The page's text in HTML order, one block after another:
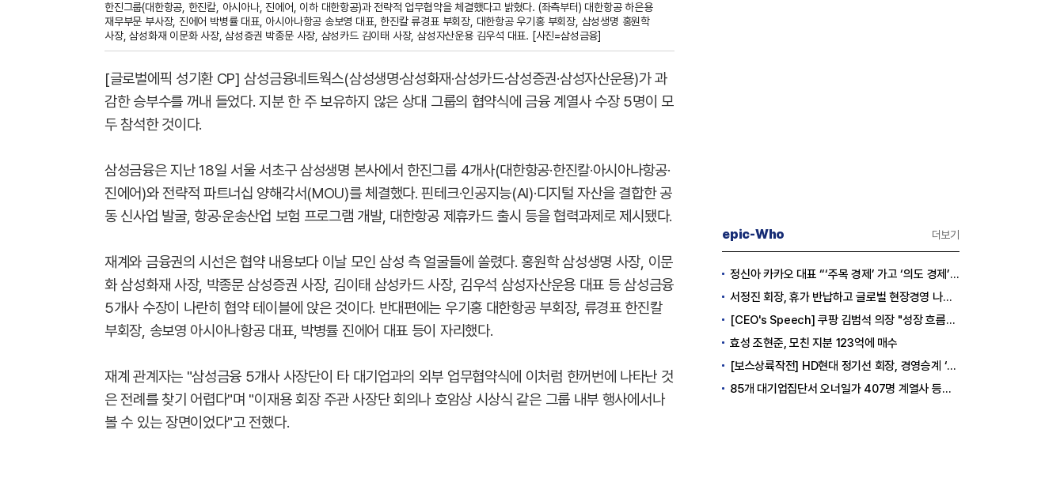
한진그룹(대한항공, 한진칼, 아시아나, 진에어, 이하 대한항공)과 전략적 업무협약을 체결했다고 밝혔다. (좌측부터) 대한항공 하은용
재무부문 부사장, 진에어 박병률 대표, 아시아나항공 송보영 대표, 한진칼 류경표 부회장, 대한항공 우기홍 부회장, 삼성생명 홍원학
사장, 삼성화재 이문화 사장, 삼성증권 박종문 사장, 삼성카드 김이태 사장, 삼성자산운용 김우석 대표. [사진=삼성금융]
[글로벌에픽 성기환 CP] 삼성금융네트웍스(삼성생명·삼성화재·삼성카드·삼성증권·삼성자산운용)가 과
감한 승부수를 꺼내 들었다. 지분 한 주 보유하지 않은 상대 그룹의 협약식에 금융 계열사 수장 5명이 모
두 참석한 것이다.
삼성금융은 지난 18일 서울 서초구 삼성생명 본사에서 한진그룹 4개사(대한항공·한진칼·아시아나항공·
진에어)와 전략적 파트너십 양해각서(MOU)를 체결했다. 핀테크·인공지능(AI)·디지털 자산을 결합한 공
동 신사업 발굴, 항공·운송산업 보험 프로그램 개발, 대한항공 제휴카드 출시 등을 협력과제로 제시됐다.
재계와 금융권의 시선은 협약 내용보다 이날 모인 삼성 측 얼굴들에 쏠렸다. 홍원학 삼성생명 사장, 이문
화 삼성화재 사장, 박종문 삼성증권 사장, 김이태 삼성카드 사장, 김우석 삼성자산운용 대표 등 삼성금융
5개사 수장이 나란히 협약 테이블에 앉은 것이다. 반대편에는 우기홍 대한항공 부회장, 류경표 한진칼
부회장, 송보영 아시아나항공 대표, 박병률 진에어 대표 등이 자리했다.
재계 관계자는 "삼성금융 5개사 사장단이 타 대기업과의 외부 업무협약식에 이처럼 한꺼번에 나타난 것
은 전례를 찾기 어렵다"며 "이재용 회장 주관 사장단 회의나 호암상 시상식 같은 그룹 내부 행사에서나
볼 수 있는 장면이었다"고 전했다.
epic-Who 더보기
정신아 카카오 대표 “‘주목 경제’ 가고 ‘의도 경제’ 왔다”
서정진 회장, 휴가 반납하고 글로벌 현장경영 나선다
[CEO's Speech] 쿠팡 김범석 의장 "성장 흐름은 변하지 않았다"
효성 조현준, 모친 지분 123억에 매수
[보스상륙작전] HD현대 정기선 회장, 경영승계 ‘큰 걸음’
85개 대기업집단서 오너일가 407명 계열사 등기임원 등재